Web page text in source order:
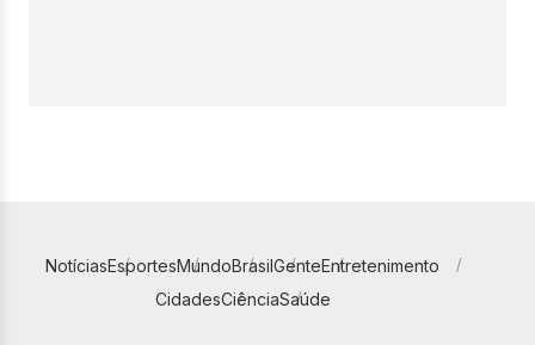
NotíciasEsportesMundoBrasilGenteEntretenimento
CidadesCiênciaSaúde